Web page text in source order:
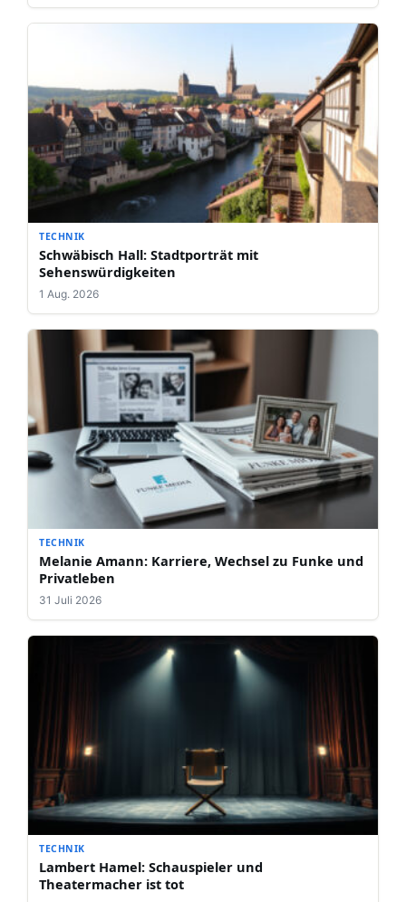
TECHNIK
Schwäbisch Hall: Stadtporträt mit
Sehenswürdigkeiten
1 Aug. 2026
TECHNIK
Melanie Amann: Karriere, Wechsel zu Funke und
Privatleben
31 Juli 2026
TECHNIK
Lambert Hamel: Schauspieler und
Theatermacher ist tot